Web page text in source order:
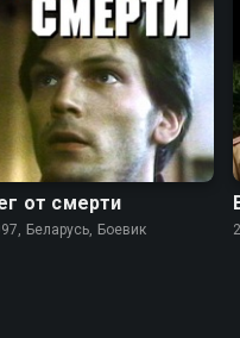
5.5
от смерти
Беларусь, Боевик